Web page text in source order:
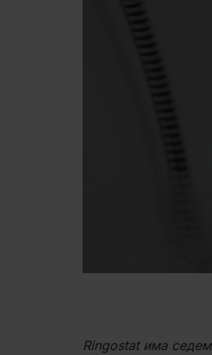
Ringostat има